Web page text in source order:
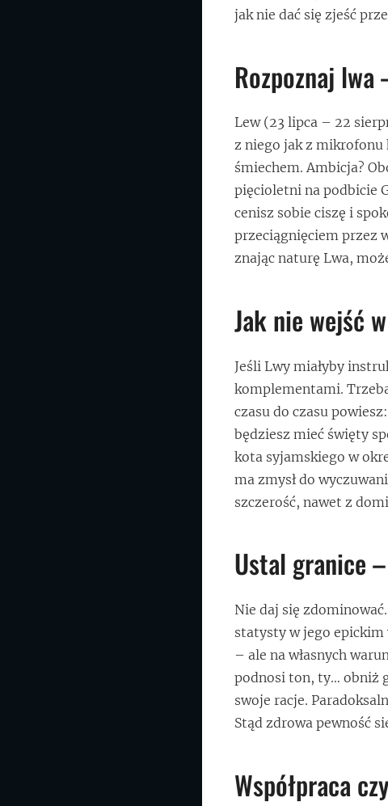
jak nie dać się zjeść
Rozpoznaj lwa
Lew (23 lipca – 22
z niego jak z mikrofonu
śmiechem. Ambicja?
pięcioletni na podbicie
cenisz sobie ciszę i
przeciągnięciem przez
znając naturę Lwa,
Jak nie wejść
Jeśli Lwy miałyby
komplementami.
czasu do czasu
będziesz mieć święty
kota syjamskiego w
ma zmysł do
szczerość, nawet z
Ustal granice
Nie daj się
statysty w jego epickim
– ale na własnych
podnosi ton, ty… obniż
swoje racje.
Stąd zdrowa pewność
Współpraca